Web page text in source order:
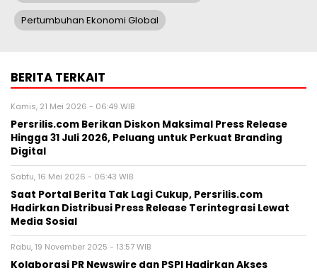
Pertumbuhan Ekonomi Global
BERITA TERKAIT
Kamis, 21 Mei 2026 - 06:49 WIB
Persrilis.com Berikan Diskon Maksimal Press Release
Hingga 31 Juli 2026, Peluang untuk Perkuat Branding
Digital
Sabtu, 16 Mei 2026 - 06:43 WIB
Saat Portal Berita Tak Lagi Cukup, Persrilis.com
Hadirkan Distribusi Press Release Terintegrasi Lewat
Media Sosial
Rabu, 19 November 2025 - 13:57 WIB
Kolaborasi PR Newswire dan PSPI Hadirkan Akses